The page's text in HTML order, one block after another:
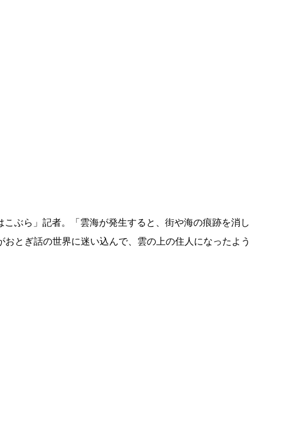
こぶら」記者。「雲海が発生すると、街や海の痕跡を消し
とぎ話の世界に迷い込んで、雲の上の住人になったよう